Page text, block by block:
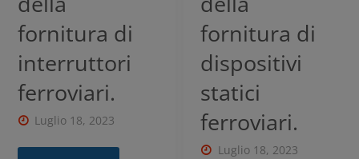
fornitura di
interruttori
ferroviari.
Luglio 18, 2023
fornitura di
dispositivi
statici
ferroviari.
Luglio 18, 2023